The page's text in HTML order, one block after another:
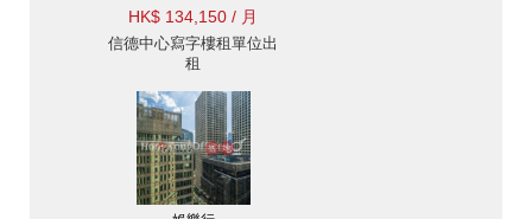
HK$ 134,150 / 月
信德中心寫字樓租單位出
租